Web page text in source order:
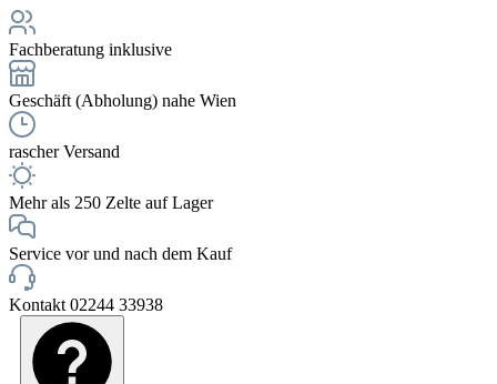
Fachberatung inklusive
Geschäft (Abholung) nahe Wien
rascher Versand
Mehr als 250 Zelte auf Lager
Service vor und nach dem Kauf
Kontakt 02244 33938